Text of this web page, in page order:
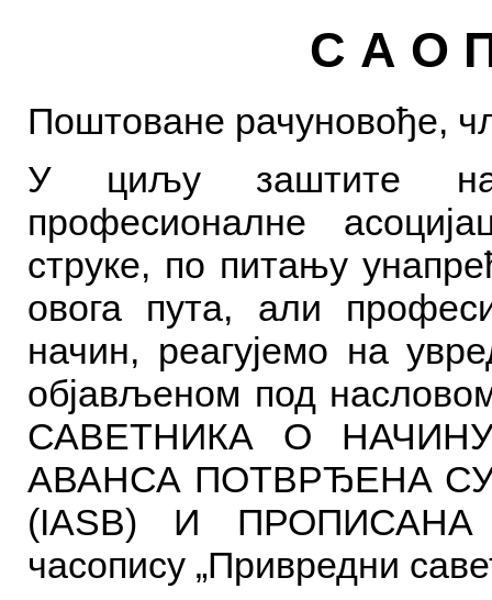
С А О
Поштоване рачуновође,
У циљу заштите
професионалне
струке, по питању
овога пута, али
начин, реагујемо на
објављеном под
САВЕТНИКА О
АВАНСА ПОТВРЂЕНА
(IASB) И
часопису „Привредни